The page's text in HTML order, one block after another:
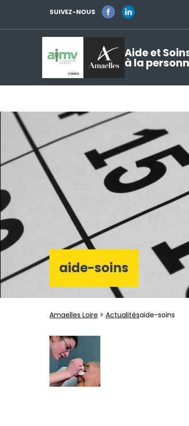
SUIVEZ-NOUS
Aide et
à la
aide-soins
Amaelles Loire > Actualitésaide-soins